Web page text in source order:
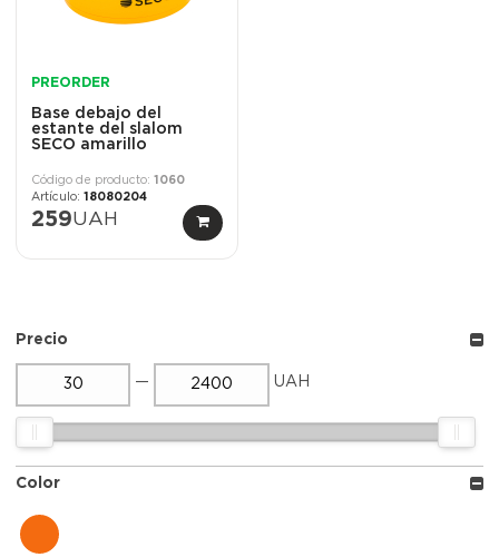
PREORDER
Base debajo del
estante del slalom
SECO amarillo
1060
18080204
259UAH
Precio
— UAH
Color
naranja